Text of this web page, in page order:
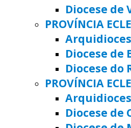
Diocese de
PROVÍNCIA
Diocese de
Diocese do
PROVÍNCIA
Diocese de